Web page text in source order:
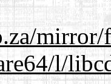
mirror/
l/